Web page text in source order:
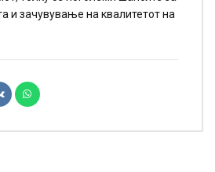
и зачувување на квалитетот на